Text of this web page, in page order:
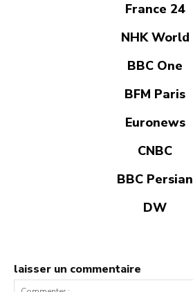
France 24
NHK World
BBC One
BFM Paris
Euronews
CNBC
BBC Persian
DW
laisser un commentaire